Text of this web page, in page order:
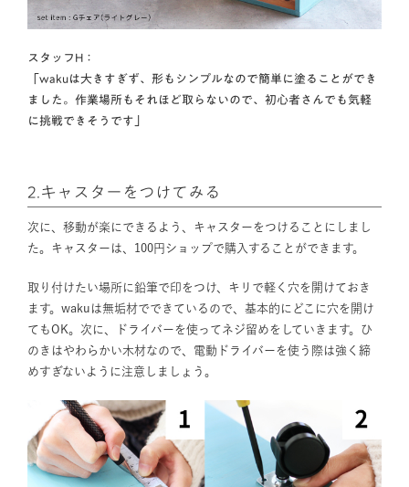
スタッフH：
「wakuは大きすぎず、形もシンプルなので簡単に塗ることができ
ました。作業場所もそれほど取らないので、初心者さんでも気軽
に挑戦できそうです」
2.キャスターをつけてみる
次に、移動が楽にできるよう、キャスターをつけることにしまし
た。キャスターは、100円ショップで購入することができます。
取り付けたい場所に鉛筆で印をつけ、キリで軽く穴を開けておき
ます。wakuは無垢材でできているので、基本的にどこに穴を開け
てもOK。次に、ドライバーを使ってネジ留めをしていきます。ひ
のきはやわらかい木材なので、電動ドライバーを使う際は強く締
めすぎないように注意しましょう。